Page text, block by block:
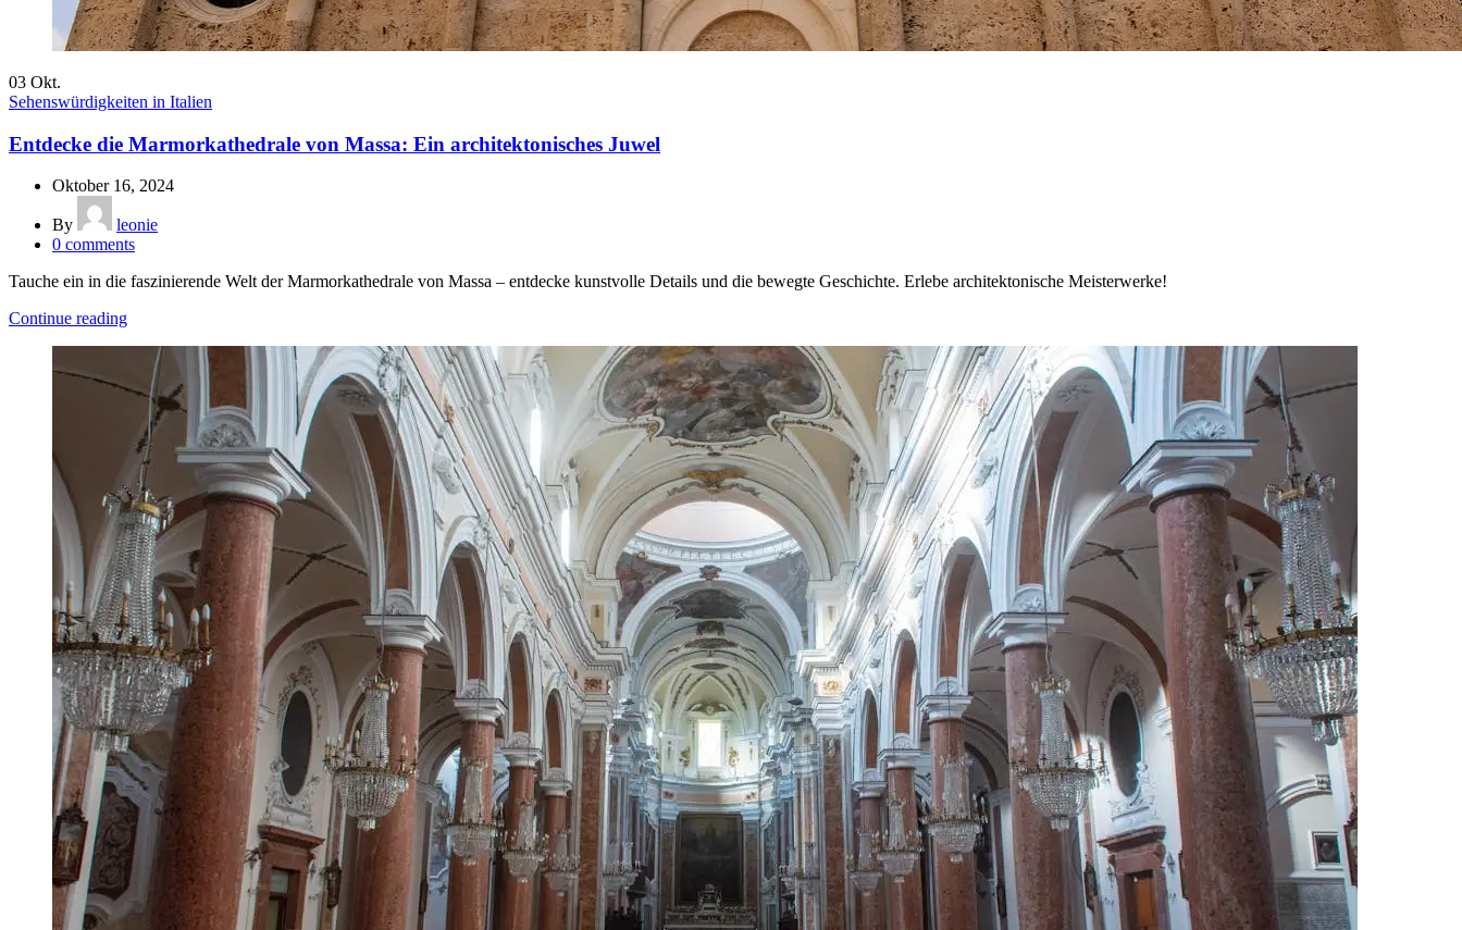
03 Okt.
Sehenswürdigkeiten in Italien
Entdecke die Marmorkathedrale von Massa: Ein architektonisches Juwel
Oktober 16, 2024
By
leonie
0 comments
Tauche ein in die faszinierende Welt der Marmorkathedrale von Massa – entdecke kunstvolle Details und die bewegte Geschichte. Erlebe architektonische Meisterwerke!
Continue reading